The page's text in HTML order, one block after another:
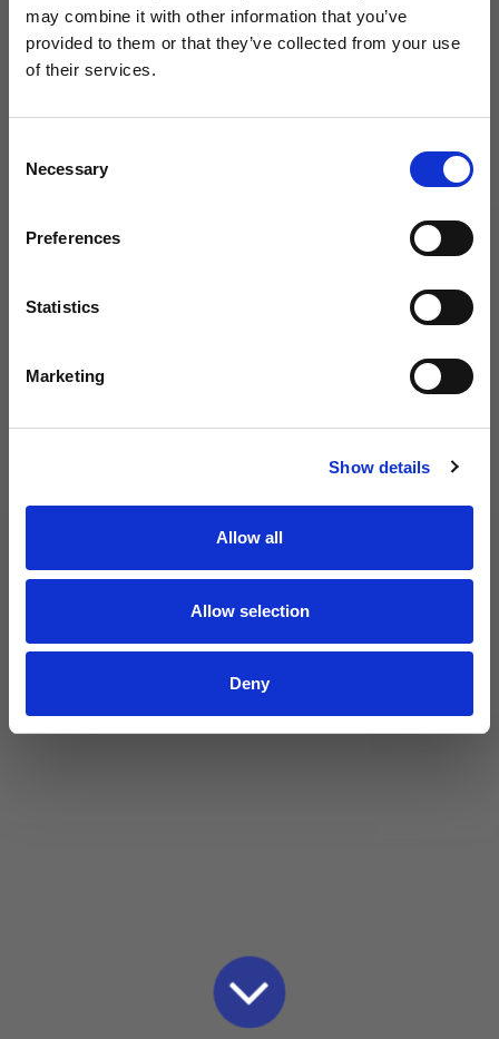
may combine it with other information that you’ve
provided to them or that they’ve collected from your use
of their services.
Selection
Necessary
Preferences
Statistics
Marketing
Show details
Allow all
Allow selection
Deny